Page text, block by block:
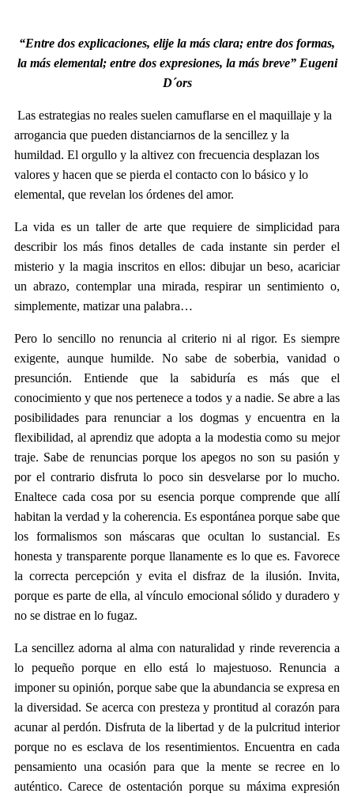
“Entre dos explicaciones, elije la más clara; entre dos formas,
la más elemental; entre dos expresiones, la más breve” Eugeni
D´ors
Las estrategias no reales suelen camuflarse en el maquillaje y la
arrogancia que pueden distanciarnos de la sencillez y la
humildad. El orgullo y la altivez con frecuencia desplazan los
valores y hacen que se pierda el contacto con lo básico y lo
elemental, que revelan los órdenes del amor.
La vida es un taller de arte que requiere de simplicidad para
describir los más finos detalles de cada instante sin perder el
misterio y la magia inscritos en ellos: dibujar un beso, acariciar
un abrazo, contemplar una mirada, respirar un sentimiento o,
simplemente, matizar una palabra…
Pero lo sencillo no renuncia al criterio ni al rigor. Es siempre
exigente, aunque humilde. No sabe de soberbia, vanidad o
presunción. Entiende que la sabiduría es más que el
conocimiento y que nos pertenece a todos y a nadie. Se abre a las
posibilidades para renunciar a los dogmas y encuentra en la
flexibilidad, al aprendiz que adopta a la modestia como su mejor
traje. Sabe de renuncias porque los apegos no son su pasión y
por el contrario disfruta lo poco sin desvelarse por lo mucho.
Enaltece cada cosa por su esencia porque comprende que allí
habitan la verdad y la coherencia. Es espontánea porque sabe que
los formalismos son máscaras que ocultan lo sustancial. Es
honesta y transparente porque llanamente es lo que es. Favorece
la correcta percepción y evita el disfraz de la ilusión. Invita,
porque es parte de ella, al vínculo emocional sólido y duradero y
no se distrae en lo fugaz.
La sencillez adorna al alma con naturalidad y rinde reverencia a
lo pequeño porque en ello está lo majestuoso. Renuncia a
imponer su opinión, porque sabe que la abundancia se expresa en
la diversidad. Se acerca con presteza y prontitud al corazón para
acunar al perdón. Disfruta de la libertad y de la pulcritud interior
porque no es esclava de los resentimientos. Encuentra en cada
pensamiento una ocasión para que la mente se recree en lo
auténtico. Carece de ostentación porque su máxima expresión